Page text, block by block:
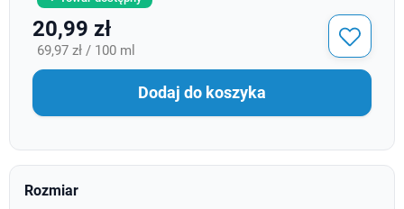
20,99 zł
69,97 zł / 100 ml
Dodaj do koszyka
Rozmiar